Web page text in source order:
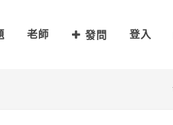
老師 發問 登入